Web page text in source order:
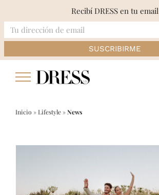
Inicio »Lifestyle »News
Recibí DRESS en tu email